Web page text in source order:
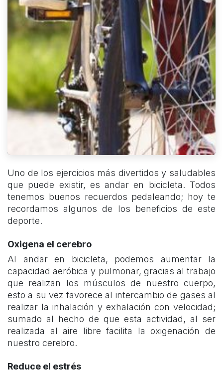
Uno de los ejercicios más divertidos y saludables
que puede existir, es andar en bicicleta. Todos
tenemos buenos recuerdos pedaleando; hoy te
recordamos algunos de los beneficios de este
deporte.
Oxigena el cerebro
Al andar en bicicleta, podemos aumentar la
capacidad aeróbica y pulmonar, gracias al trabajo
que realizan los músculos de nuestro cuerpo,
esto a su vez favorece al intercambio de gases al
realizar la inhalación y exhalación con velocidad;
sumado al hecho de que esta actividad, al ser
realizada al aire libre facilita la oxigenación de
nuestro cerebro.
Reduce el estrés